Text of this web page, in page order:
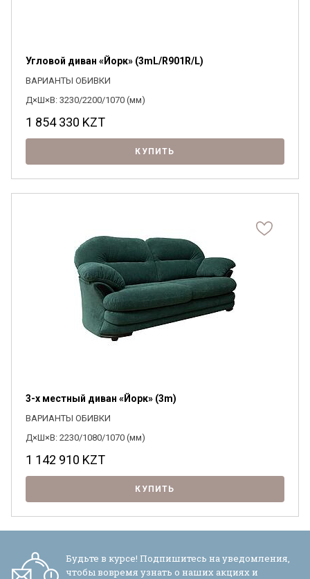
Угловой диван «Йорк» (3mL/R901R/L)
ВАРИАНТЫ ОБИВКИ
Д×Ш×В: 3230/2200/1070 (мм)
1 854 330 KZT
КУПИТЬ
3-х местный диван «Йорк» (3m)
ВАРИАНТЫ ОБИВКИ
Д×Ш×В: 2230/1080/1070 (мм)
1 142 910 KZT
КУПИТЬ
Будьте в курсе! Подпишитесь на уведомления,
чтобы вовремя узнать о наших акциях и